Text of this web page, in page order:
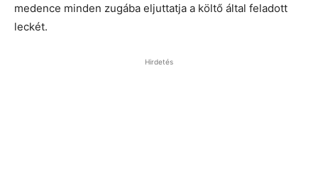
medence minden zugába eljuttatja a költő által feladott
leckét.
Hirdetés